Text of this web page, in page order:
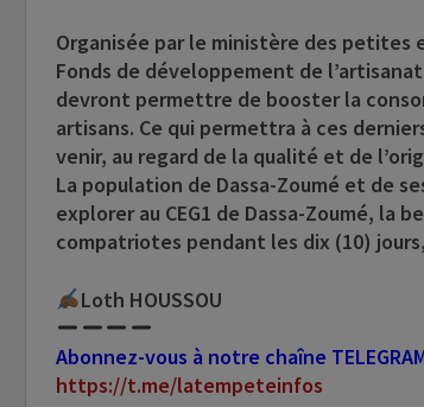
Organisée par le ministère des petites
Fonds de développement de
devront permettre de booster la
artisans. Ce qui permettra à ces
venir, au regard de la qualité et de
La population de Dassa-Zoumé et de
explorer au CEG1 de Dassa-Zoumé, la
compatriotes pendant les dix (10)
Loth HOUSSOU
Abonnez-vous à notre chaîne
https://t.me/latempeteinfos